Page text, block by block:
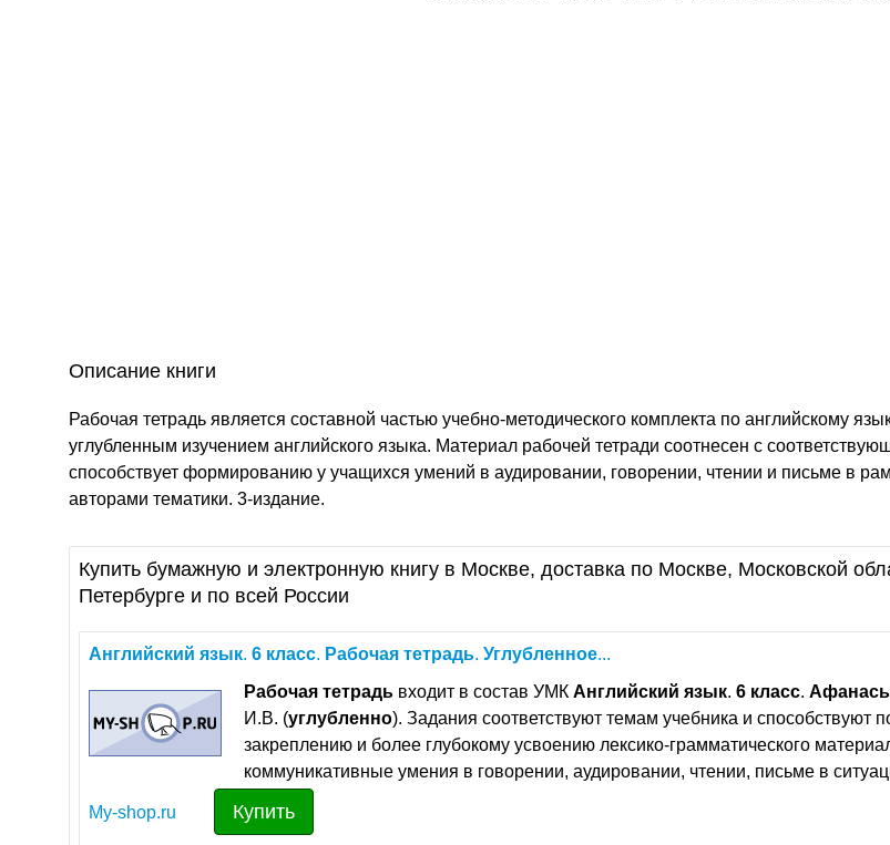
Описание книги
Рабочая тетрадь является составной частью учебно-методического комплекта по английскому
углубленным изучением английского языка. Материал рабочей тетради соотнесен с
способствует формированию у учащихся умений в аудировании, говорении, чтении и письме в
авторами тематики. 3-издание.
Купить бумажную и электронную книгу в Москве, доставка по Москве, Московской
Петербурге и по всей России
Английский язык. 6 класс. Рабочая тетрадь. Углубленное...
Рабочая тетрадь входит в состав УМК Английский язык. 6 класс.
И.В. (углубленно). Задания соответствуют темам учебника и способствуют
закреплению и более глубокому усвоению лексико-грамматического
коммуникативные умения в говорении, аудировании, чтении, письме в
My-shop.ru Купить